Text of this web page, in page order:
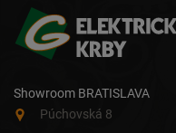
Showroom BRATISLAVA
Púchovská 8